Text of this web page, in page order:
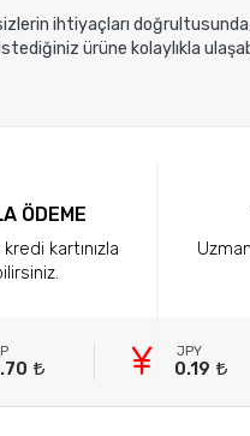
ihtiyaçları
ürüne kolaylıkla
ÖDEME
kartınızla
JPY
0.19